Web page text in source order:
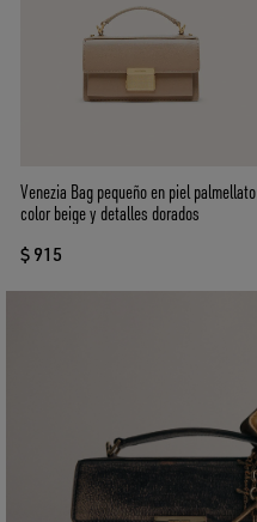
Venezia Bag pequeño en piel palmellato
color beige y detalles dorados
$ 915